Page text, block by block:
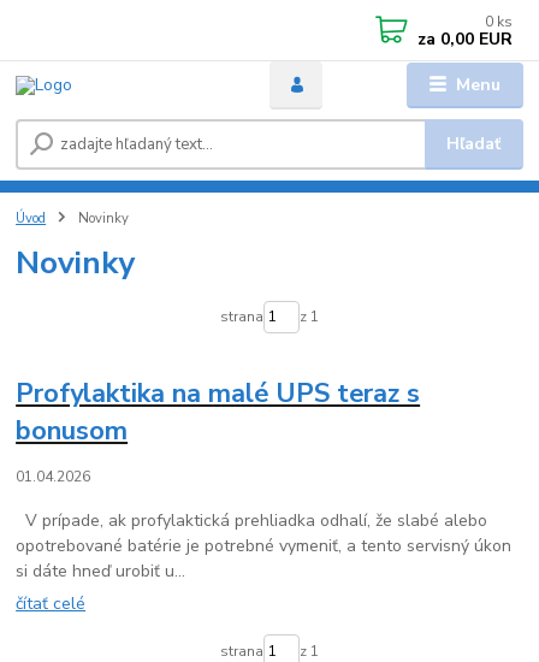
Menu
Hľadať
0 ks
za 0,00 EUR
Úvod Novinky
Novinky
strana z 1
Profylaktika na malé UPS teraz s
bonusom
01.04.2026
V prípade, ak profylaktická prehliadka odhalí, že slabé alebo
opotrebované batérie je potrebné vymeniť, a tento servisný úkon
si dáte hneď urobiť u...
čítať celé
strana z 1